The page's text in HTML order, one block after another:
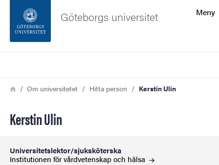
Sidfoten
Meny
Göteborgs universitet
Länkstig
HemOm universitetet Hitta person Kerstin Ulin
Kerstin Ulin
Universitetslektor/sjuksköterska
Institutionen för vårdvetenskap och hälsa